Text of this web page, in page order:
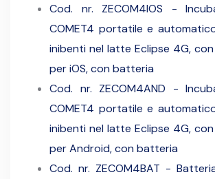
Cod. nr. ZECOM4IOS -
COMET4 portatile e
inibenti nel latte Eclipse 4G,
per iOS, con batteria
Cod. nr. ZECOM4AND -
COMET4 portatile e
inibenti nel latte Eclipse 4G,
per Android, con batteria
Cod. nr. ZECOM4BAT -